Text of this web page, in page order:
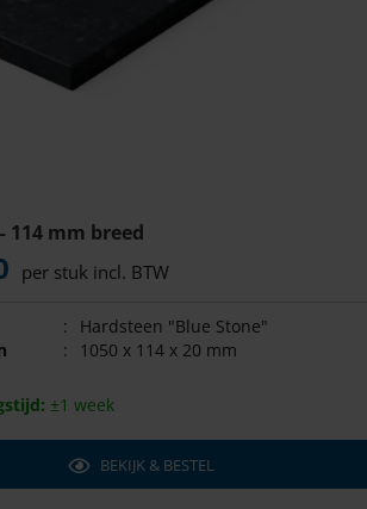
114 mm breed
per stuk incl. BTW
:
Hardsteen "Blue Stone"
: 1050 x 114 x 20 mm
±1 week
BEKIJK & BESTEL